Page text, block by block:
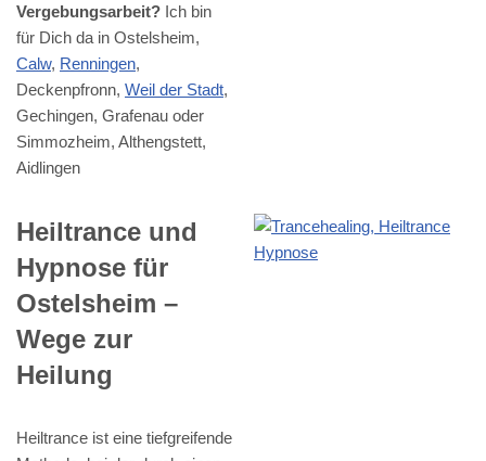
Vergebungsarbeit? Ich bin
für Dich da in Ostelsheim,
Calw, Renningen,
Deckenpfronn, Weil der Stadt,
Gechingen, Grafenau oder
Simmozheim, Althengstett,
Aidlingen
Heiltrance und
Hypnose für
Ostelsheim –
Wege zur
Heilung
Heiltrance ist eine tiefgreifende